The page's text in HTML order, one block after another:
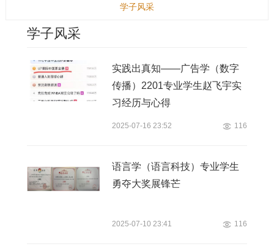
学子风采
学子风采
实践出真知——广告学（数字
传播）2201专业学生赵飞宇实
习经历与心得
2025-07-16 23:52 116
语言学（语言科技）专业学生
勇夺大奖展锋芒
2025-07-10 23:41 116